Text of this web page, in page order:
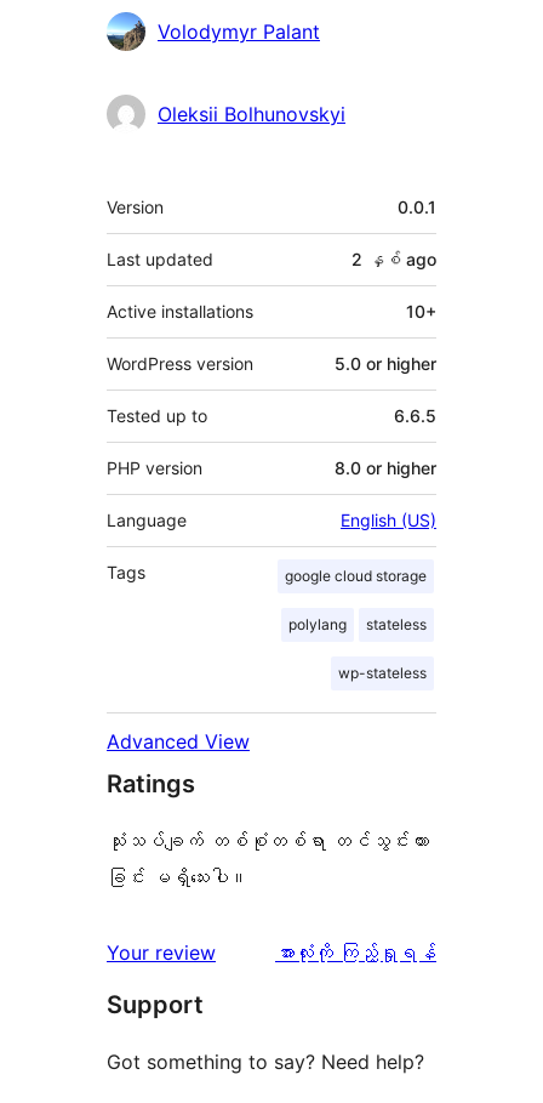
Volodymyr Palant
Oleksii Bolhunovskyi
Meta
Version 0.0.1
Last updated 2 နှစ် ago
Active installations 10+
WordPress version 5.0 or higher
Tested up to 6.6.5
PHP version 8.0 or higher
Language English (US)
Tags google cloud storage
polylang stateless
wp-stateless
Advanced View
Ratings
သုံးသပ်ချက် တစ်စုံတစ်ရာ တင်သွင်းထား
ခြင်း မရှိသေးပါ။
Your review
သုံးသပ်
အားလုံးကို ကြည့်ရှုရန်
Support
Got something to say? Need help?